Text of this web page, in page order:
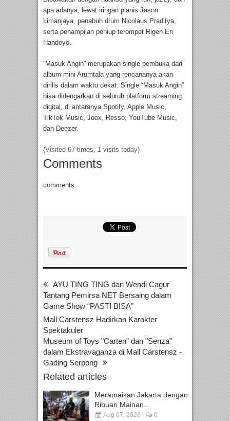
apa adanya, lewat iringan pianis Jason
Limanjaya, penabuh drum Nicolaus Praditya,
serta penampilan peniup terompet Rigen Eri
Handoyo.
“Masuk Angin” merupakan single pembuka dari
album mini Arumtala yang rencananya akan
dirilis dalam waktu dekat. Single “Masuk Angin”
bisa didengarkan di seluruh platform streaming
digital, di antaranya Spotify, Apple Music,
TikTok Music, Joox, Resso, YouTube Music,
dan Deezer.
(Visited 67 times, 1 visits today)
Comments
comments
AYU TING TING dan Wendi Cagur
Tantang Pemirsa NET Bersaing dalam
Game Show “PASTI BISA”
Mall Carstensz Hadirkan Karakter
Spektakuler
Museum of Toys "Carten" dan "Senza"
dalam Ekstravaganza di Mall Carstensz -
Gading Serpong
Related articles
Meramaikan Jakarta dengan
Ribuan Mainan...
Aug 07, 2026 0